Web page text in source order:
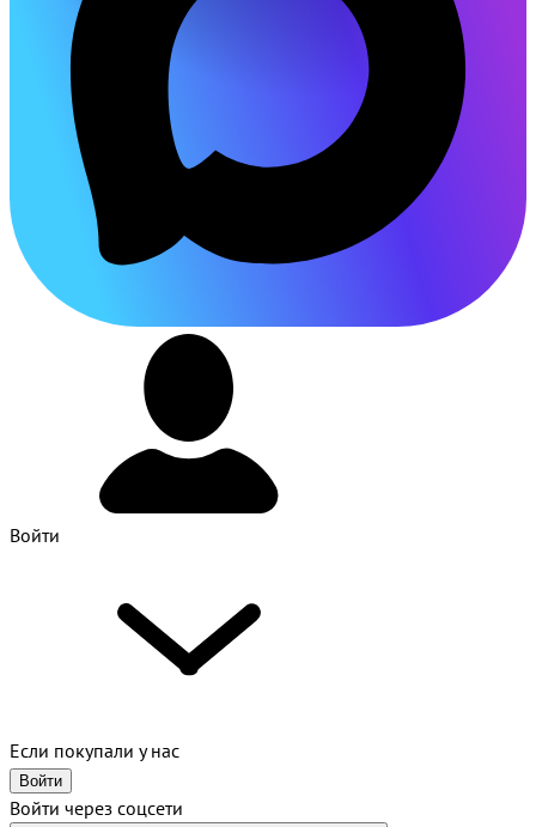
Войти
Если покупали у нас
Войти
Войти через соцсети